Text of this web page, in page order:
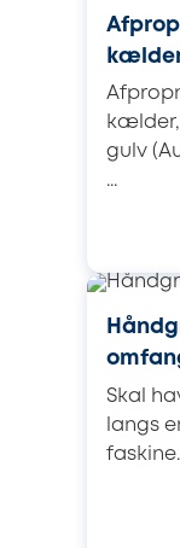
gulv
...
Skal
langs